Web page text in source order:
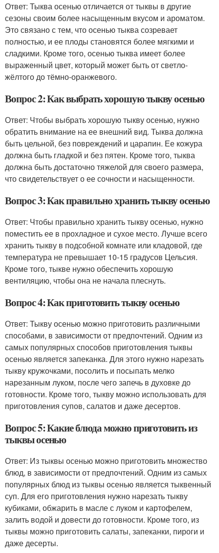
Ответ: Тыква осенью отличается от тыквы в другие
сезоны своим более насыщенным вкусом и ароматом.
Это связано с тем, что осенью тыква созревает
полностью, и ее плоды становятся более мягкими и
сладкими. Кроме того, осенью тыква имеет более
выраженный цвет, который может быть от светло-
жёлтого до тёмно-оранжевого.
Вопрос 2: Как выбрать хорошую тыкву осенью
Ответ: Чтобы выбрать хорошую тыкву осенью, нужно
обратить внимание на ее внешний вид. Тыква должна
быть цельной, без повреждений и царапин. Ее кожура
должна быть гладкой и без пятен. Кроме того, тыква
должна быть достаточно тяжелой для своего размера,
что свидетельствует о ее сочности и насыщенности.
Вопрос 3: Как правильно хранить тыкву осенью
Ответ: Чтобы правильно хранить тыкву осенью, нужно
поместить ее в прохладное и сухое место. Лучше всего
хранить тыкву в подсобной комнате или кладовой, где
температура не превышает 10-15 градусов Цельсия.
Кроме того, тыкве нужно обеспечить хорошую
вентиляцию, чтобы она не начала плеснуть.
Вопрос 4: Как приготовить тыкву осенью
Ответ: Тыкву осенью можно приготовить различными
способами, в зависимости от предпочтений. Одним из
самых популярных способов приготовления тыквы
осенью является запеканка. Для этого нужно нарезать
тыкву кружочками, посолить и посыпать мелко
нарезанным луком, после чего запечь в духовке до
готовности. Кроме того, тыкву можно использовать для
приготовления супов, салатов и даже десертов.
Вопрос 5: Какие блюда можно приготовить из
тыквы осенью
Ответ: Из тыквы осенью можно приготовить множество
блюд, в зависимости от предпочтений. Одним из самых
популярных блюд из тыквы осенью является тыквенный
суп. Для его приготовления нужно нарезать тыкву
кубиками, обжарить в масле с луком и картофелем,
залить водой и довести до готовности. Кроме того, из
тыквы можно приготовить салаты, запеканки, пироги и
даже десерты.